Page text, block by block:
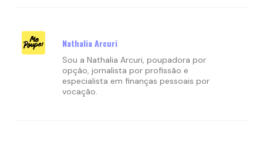
Nathalia Arcuri
Sou a Nathalia Arcuri, poupadora por
opção, jornalista por profissão e
especialista em finanças pessoais por
vocação.